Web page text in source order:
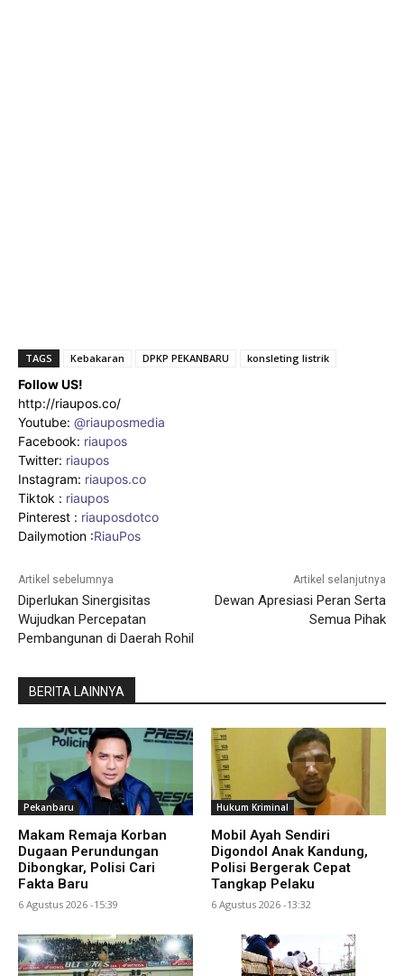
TAGS Kebakaran DPKP PEKANBARU konsleting listrik
Follow US!
http://riaupos.co/
Youtube: @riauposmedia
Facebook: riaupos
Twitter: riaupos
Instagram: riaupos.co
Tiktok : riaupos
Pinterest : riauposdotco
Dailymotion :RiauPos
Artikel sebelumnya
Diperlukan Sinergisitas
Wujudkan Percepatan
Pembangunan di Daerah Rohil
Artikel selanjutnya
Dewan Apresiasi Peran Serta
Semua Pihak
BERITA LAINNYA
Pekanbaru
Makam Remaja Korban
Dugaan Perundungan
Dibongkar, Polisi Cari
Fakta Baru
6 Agustus 2026 -15:39
Hukum Kriminal
Mobil Ayah Sendiri
Digondol Anak Kandung,
Polisi Bergerak Cepat
Tangkap Pelaku
6 Agustus 2026 -13:32